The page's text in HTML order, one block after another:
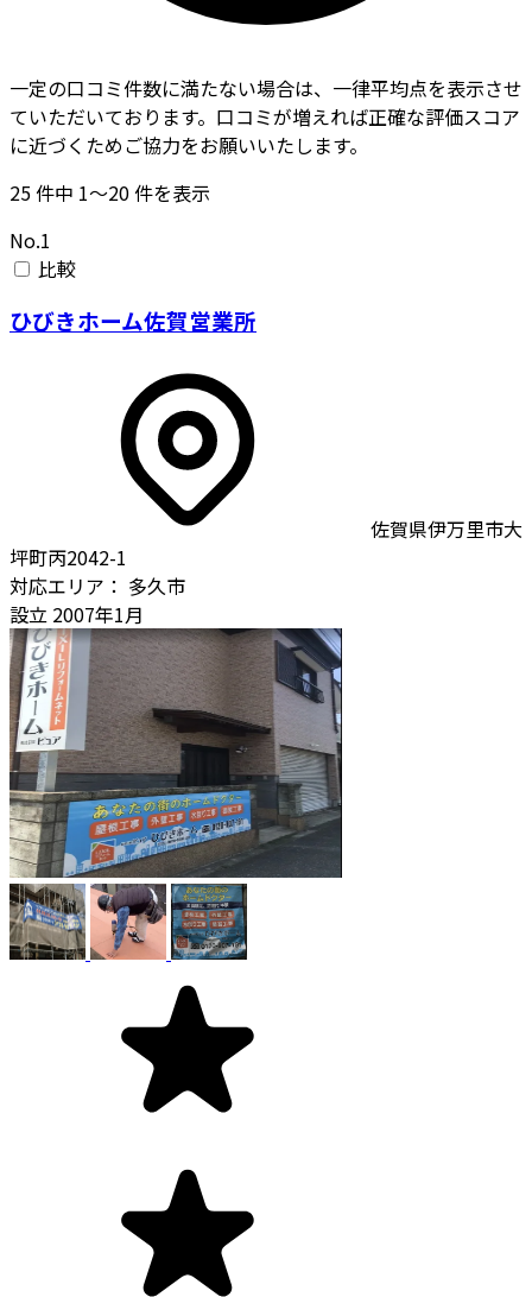
一定の口コミ件数に満たない場合は、一律平均点を表示させ
ていただいております。口コミが増えれば正確な評価スコア
に近づくためご協力をお願いいたします。
25件中 1〜20件を表示
No.1
比較
ひびきホーム佐賀営業所
佐賀県伊万里市大
坪町丙2042-1
対応エリア： 多久市
設立 2007年1月